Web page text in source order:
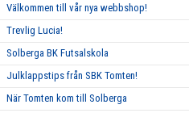
Välkommen till vår nya webbshop!
Trevlig Lucia!
Solberga BK Futsalskola
Julklappstips från SBK Tomten!
När Tomten kom till Solberga